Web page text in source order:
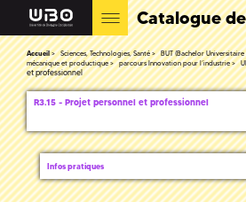
Catalogue
Accueil Sciences, Technologies, Santé BUT (Bachelor
mécanique et productique
parcours Innovation pour l’industrie
et professionnel
R3.15 - Projet personnel et professionnel
Infos pratiques